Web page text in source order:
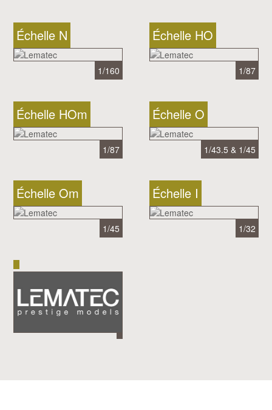
Échelle N
1/160
Échelle HO
1/87
Échelle HOm
1/87
Échelle O
1/43.5 & 1/45
Échelle Om
1/45
Échelle I
1/32